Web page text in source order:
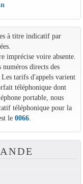
à titre indicatif par
imprécise voire absente.
directs des
tarifs d'appels varient
téléphonique dont
portable, nous
téléphonique pour la
le 0066.